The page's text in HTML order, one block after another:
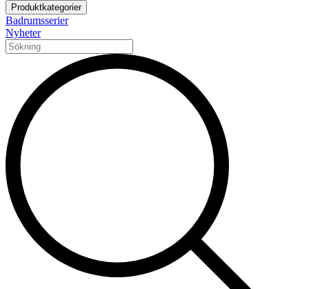
Produktkategorier
Badrumsserier
Nyheter